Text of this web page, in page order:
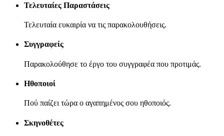
Τελευταίες Παραστάσεις
Τελευταία ευκαιρία να τις παρακολουθήσεις.
Συγγραφείς
Παρακολούθησε το έργο του συγγραφέα που προτιμάς.
Ηθοποιοί
Πού παίζει τώρα ο αγαπημένος σου ηθοποιός.
Σκηνοθέτες